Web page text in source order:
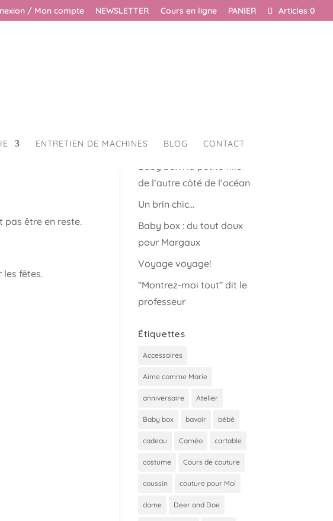
/ Mon compte NEWSLETTER Cours en ligne PANIER Articles 0
ENTRETIEN DE MACHINES BLOG CONTACT
pas être en reste.
les fêtes.
Articles récents
Baby box : la petite fille
de l’autre côté de l’océan
Un brin chic…
Baby box : du tout doux
pour Margaux
Voyage voyage!
“Montrez-moi tout” dit le
professeur
Étiquettes
Accessoires
Aime comme Marie
anniversaire Atelier
Baby box bavoir bébé
cadeau Caméo cartable
costume Cours de couture
coussin couture pour Moi
dame Deer and Doe